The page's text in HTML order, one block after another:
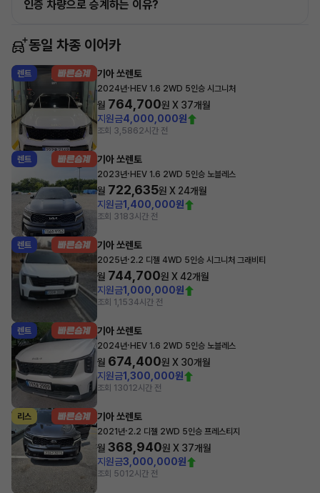
인증 차량으로 승계하는 이유?
동일 차종 이어카
렌트 기아 쏘렌토
2024년· HEV 1.6 2WD 5인승 시그니처
월 764,700원 X 37개월
지원금4,000,000원
조회 3,5862시간 전
렌트 기아 쏘렌토
2023년· HEV 1.6 2WD 5인승 노블레스
월 722,635원 X 24개월
지원금1,400,000원
조회 3183시간 전
렌트 기아 쏘렌토
2025년·2.2 디젤 4WD 5인승 시그니처 그래비티
월 744,700원 X42개월
지원금1,000,000원
조회 1,1534시간 전
렌트 기아 쏘렌토
2024년· HEV 1.6 2WD 5인승 노블레스
월 674,400원 X 30개월
지원금1,300,000원
조회 13012시간 전
리스 기아 쏘렌토
2021년·2.2 디젤 2WD 5인승 프레스티지
월 368,940원 X 37개월
지원금3,000,000원
조회 5012시간 전